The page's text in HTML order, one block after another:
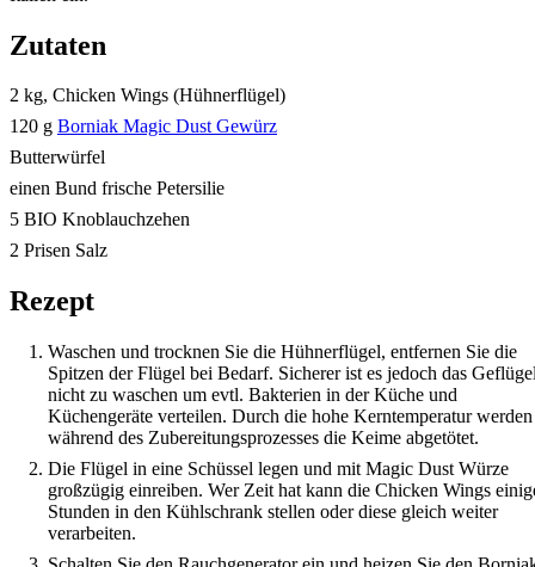
Zutaten
2 kg, Chicken Wings (Hühnerflügel)
120 g Borniak Magic Dust Gewürz
Butterwürfel
einen Bund frische Petersilie
5 BIO Knoblauchzehen
2 Prisen Salz
Rezept
Waschen und trocknen Sie die Hühnerflügel, entfernen Sie die
Spitzen der Flügel bei Bedarf. Sicherer ist es jedoch das
nicht zu waschen um evtl. Bakterien in der Küche und
Küchengeräte verteilen. Durch die hohe Kerntemperatur werden
während des Zubereitungsprozesses die Keime abgetötet.
Die Flügel in eine Schüssel legen und mit Magic Dust Würze
großzügig einreiben. Wer Zeit hat kann die Chicken Wings
Stunden in den Kühlschrank stellen oder diese gleich weiter
verarbeiten.